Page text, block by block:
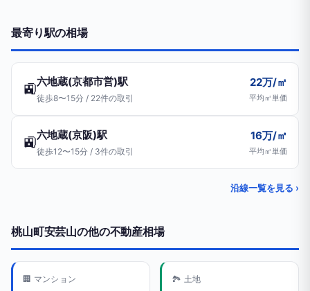
最寄り駅の相場
🚉六地蔵(京都市営)駅
徒歩8〜15分 / 22件の取引
22万/㎡
平均㎡単価
🚉六地蔵(京阪)駅
徒歩12〜15分 / 3件の取引
16万/㎡
平均㎡単価
沿線一覧を見る ›
桃山町安芸山の他の不動産相場
🏢 マンション 🏞️ 土地